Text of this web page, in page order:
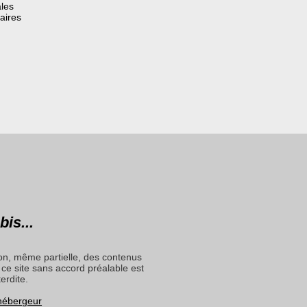
même partielle, des contenus
site sans accord préalable est